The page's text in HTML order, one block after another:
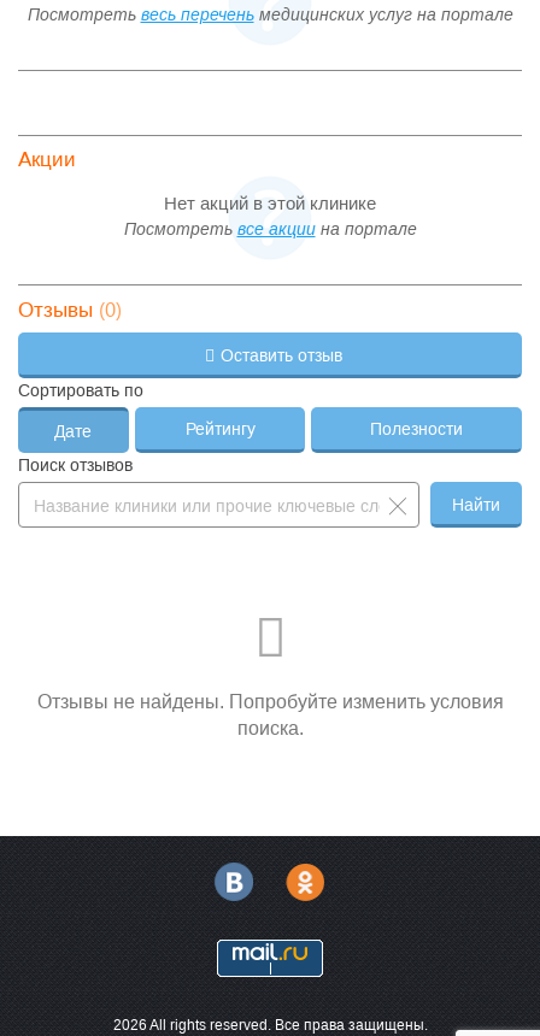
Посмотреть весь переченьмедицинских услуг на портале
Акции
Нет акций в этой клинике
Посмотреть все акциина портале
Отзывы (0)
Оставить отзыв
Сортировать по
Дате Рейтингу
Полезности
Поиск отзывов
Найти
Отзывы не найдены. Попробуйте изменить условия
поиска.
2026 All rights reserved. Все права защищены.